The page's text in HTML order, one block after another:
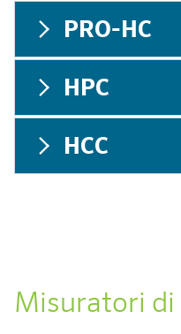
PRO-HC
HPC
HCC
Misuratori